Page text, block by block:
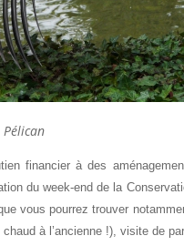
Pélican
financier à des
du week-end de la
vous pourrez trouver
à l’ancienne !), visite de